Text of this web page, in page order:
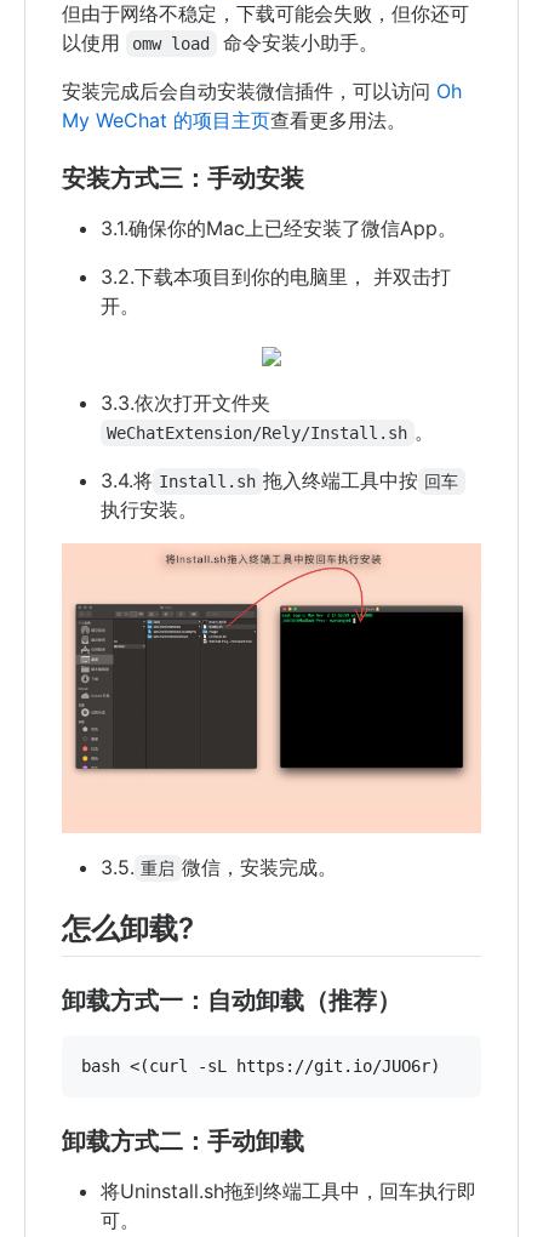
但由于网络不稳定，下载可能会失败，但你还可
以使用
omw load
命令安装小助手。
安装完成后会自动安装微信插件，可以访问 Oh
My WeChat 的项目主页查看更多用法。
安装方式三：手动安装
3.1.确保你的Mac上已经安装了微信App。
3.2.下载本项目到你的电脑里， 并双击打
开。
3.3.依次打开文件夹
WeChatExtension/Rely/Install.sh 。
3.4.将 Install.sh 拖入终端工具中按 回车
执行安装。
3.5. 重启 微信，安装完成。
怎么卸载?
卸载方式一：自动卸载（推荐）
卸载方式二：手动卸载
将Uninstall.sh拖到终端工具中，回车执行即
可。